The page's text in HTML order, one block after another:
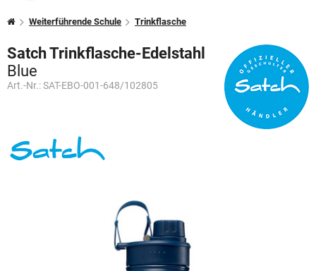
Weiterführende Schule Trinkflasche
Satch Trinkflasche-Edelstahl
Blue
Art.-Nr.:SAT-EBO-001-648/102805